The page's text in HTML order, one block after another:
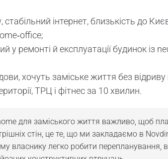
стабільний інтернет, близькість до
у ремонті й експлуатації будинок із
хочуть заміське життя без відриву
ТРЦ і фітнес за 10 хвилин.
для заміського життя важливо, щоб
стін, це те, що ми закладаємо в
власнику легко робити перепланування,